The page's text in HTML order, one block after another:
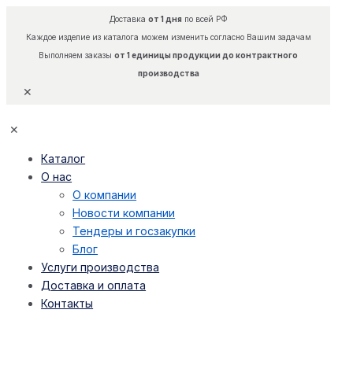
Доставка от 1 дняпо всей РФ
Каждое изделие из каталога можем изменить согласно Вашим задачам
Выполняем заказы от 1 единицы продукции до контрактного
производства
✕
✕
Каталог
О нас
О компании
Новости компании
Тендеры и госзакупки
Блог
Услуги производства
Доставка и оплата
Контакты